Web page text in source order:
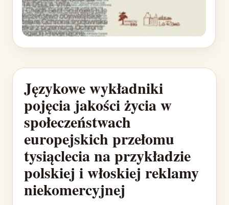
Językowe wykładniki
pojęcia jakości życia w
społeczeństwach
europejskich przełomu
tysiąclecia na przykładzie
polskiej i włoskiej reklamy
niekomercyjnej